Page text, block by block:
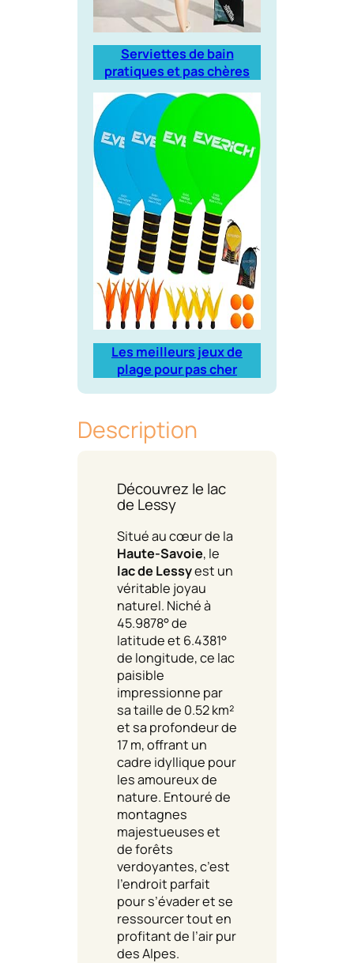
Serviettes de bain
pratiques et pas chères
Les meilleurs jeux de
plage pour pas cher
Description
Découvrez le lac
de Lessy
Situé au cœur de la
Haute-Savoie, le
lac de Lessyest un
véritable joyau
naturel. Niché à
45.9878° de
latitude et 6.4381°
de longitude, ce lac
paisible
impressionne par
sa taille de 0.52 km²
et sa profondeur de
17 m, offrant un
cadre idyllique pour
les amoureux de
nature. Entouré de
montagnes
majestueuses et
de forêts
verdoyantes, c’est
l’endroit parfait
pour s’évader et se
ressourcer tout en
profitant de l’air pur
des Alpes.